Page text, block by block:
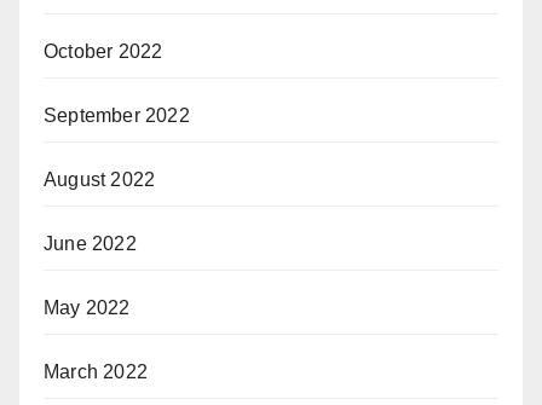
October 2022
September 2022
August 2022
June 2022
May 2022
March 2022